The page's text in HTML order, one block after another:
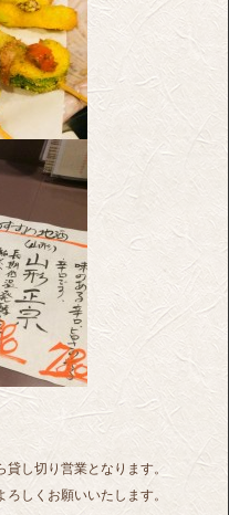
し切り営業となります。
しくお願いいたします。